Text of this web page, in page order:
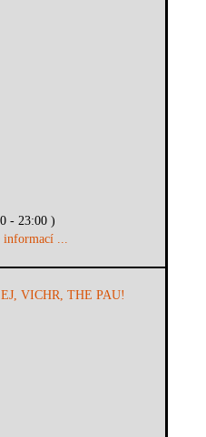
- 23:00 )
informací ...
VICHR, THE PAU!